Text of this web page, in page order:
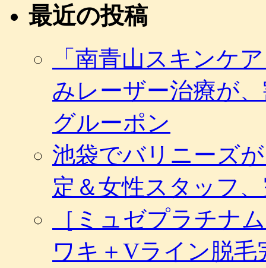
最近の投稿
「南青山スキンケ
みレーザー治療が
グルーポン
池袋でバリニーズ
定＆女性スタッフ
［ミュゼプラチナ
ワキ＋Vライン脱毛